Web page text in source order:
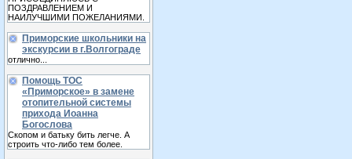
ПОЗДРАВЛЕНИЕМ И
НАИЛУЧШИМИ ПОЖЕЛАНИЯМИ.
Приморские школьники на
экскурсии в г.Волгограде
отлично...
Помощь ТОС
«Приморское» в замене
отопительной системы
прихода Иоанна
Богослова
Скопом и батьку бить легче. А
строить что-либо тем более.